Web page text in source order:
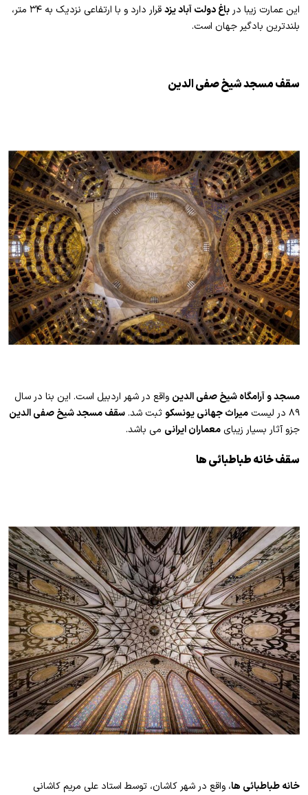
این عمارت زیبا در باغ دولت آباد یزد
قرار دارد و با ارتفاعی نزدیک به ۳۴ متر،
بلندترین بادگیر جهان است.
سقف مسجد شیخ صفی الدین
مسجد و آرامگاه شیخ صفی الدین واقع در شهر اردبیل است. این بنا در سال
۸۹ در لیست
میراث جهانی یونسکوثبت شد.سقف مسجد شیخ صفی الدین
جزو آثار بسیار زیبایمعماران ایرانی می باشد.
سقف خانه طباطبائی ها
خانه طباطبائی ها، واقع در شهر کاشان، توسط استاد علی مریم کاشانی